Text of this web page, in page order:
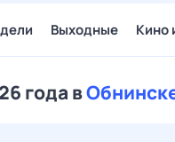
Выходные Кино
года в